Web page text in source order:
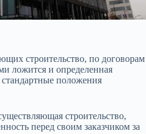
строительство, по договорам
ложится и определенная
стандартные положения
строительство,
перед своим заказчиком за